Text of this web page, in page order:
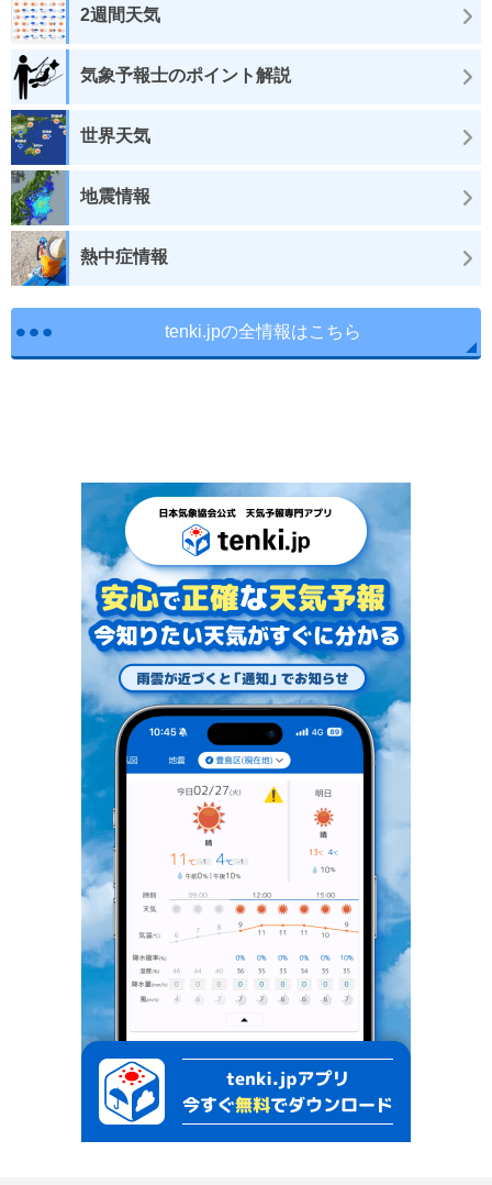
2週間天気
気象予報士のポイント解説
世界天気
地震情報
熱中症情報
tenki.jpの全情報はこちら